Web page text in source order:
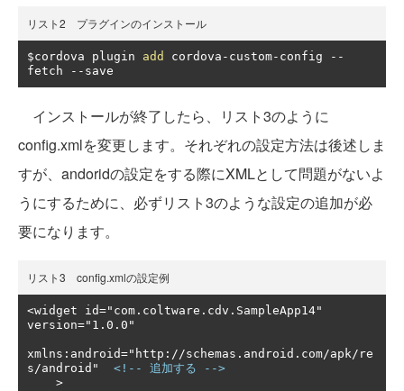
リスト2 プラグインのインストール
$cordova plugin add cordova - custom- config
--
fetch
-- save
インストールが終了したら、リスト3のように
config.xmlを変更します。それぞれの設定方法は後述しま
すが、andoridの設定をする際にXMLとして問題がないよ
うにするために、必ずリスト3のような設定の追加が必
要になります。
リスト3 config.xmlの設定例
<widget id="com.coltware.cdv.SampleApp14"
version="1.0.0"
xmlns:android="http://schemas.android.com/apk/re
s/android" <!-- 追加する -->
    >